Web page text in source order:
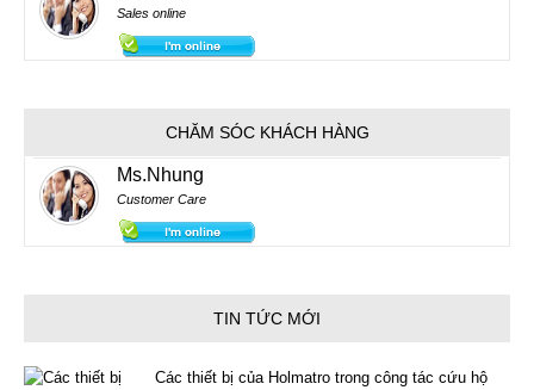
Sales online
CHĂM SÓC KHÁCH HÀNG
Ms.Nhung
Customer Care
TIN TỨC MỚI
Các thiết bị của Holmatro trong công tác cứu hộ